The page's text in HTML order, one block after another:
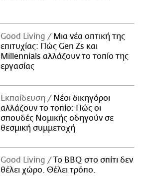
Good Living
Μια νέα οπτική της
επιτυχίας: Πώς Gen Zs και
Millennials αλλάζουν το τοπίο της
εργασίας
Εκπαίδευση
Νέοι δικηγόροι
αλλάζουν το τοπίο: Πώς οι
σπουδές Νομικής οδηγούν σε
θεσμική συμμετοχή
Good Living
Το BBQ στο σπίτι δεν
θέλει χώρο. Θέλει τρόπο.